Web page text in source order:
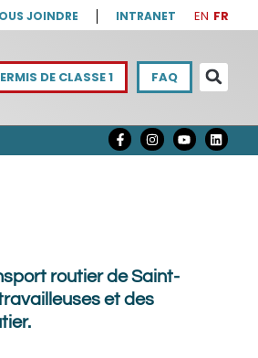
JOINDRE INTRANET EN FR
DE CLASSE 1 FAQ
routier de Saint-
et des